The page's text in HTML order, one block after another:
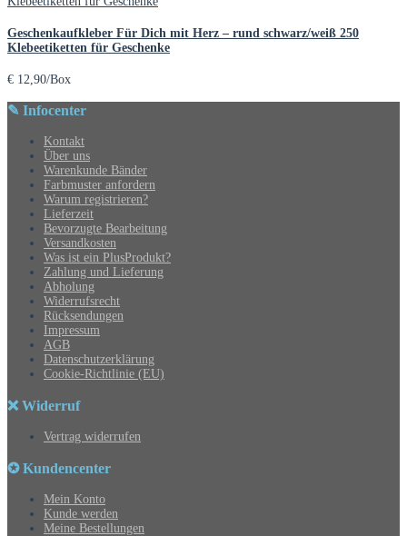
Geschenkaufkleber Für Dich mit Herz – rund schwarz/weiß 250
Klebeetiketten für Geschenke
€ 12,90/Box
✎ Infocenter
Kontakt
Über uns
Warenkunde Bänder
Farbmuster anfordern
Warum registrieren?
Lieferzeit
Bevorzugte Bearbeitung
Versandkosten
Was ist ein PlusProdukt?
Zahlung und Lieferung
Abholung
Widerrufsrecht
Rücksendungen
Impressum
AGB
Datenschutzerklärung
Cookie-Richtlinie (EU)
❌ Widerruf
Vertrag widerrufen
✪ Kundencenter
Mein Konto
Kunde werden
Meine Bestellungen